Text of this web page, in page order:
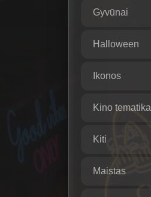
Gyvūnai
Halloween
Ikonos
Kino tematika
Kiti
Maistas